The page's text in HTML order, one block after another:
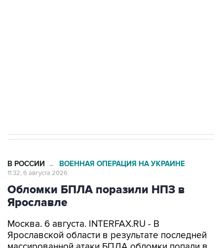
В РОССИИ → ВОЕННАЯ ОПЕРАЦИЯ НА УКРАИНЕ
11:32, 6 августа 2026
Обломки БПЛА поразили НПЗ в
Ярославле
Москва. 6 августа. INTERFAX.RU - В
Ярославской области в результате последней